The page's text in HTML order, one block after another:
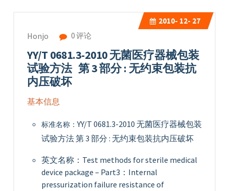
2010- 12- 27
Honjo 0 评论
YY/T 0681.3-2010 无菌医疗器械包装
试验方法 第 3 部分 : 无约束包装抗
内压破坏
基本信息
标准名称：YY/T 0681.3-2010 无菌医疗器械包装
试验方法 第 3 部分 : 无约束包装抗内压破坏
英文名称：Test methods for sterile medical
device package – Part3：Internal
pressurization failure resistance of